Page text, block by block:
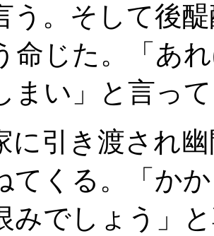
う。そして後
命じた。「あ
まい」と言っ
引き渡され
てくる。「か
みでしょう」